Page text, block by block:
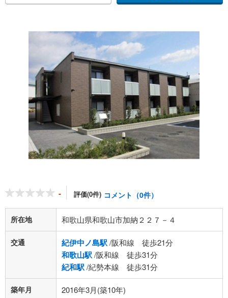
- 評価(0件) コメント（0件）
所在地 和歌山県和歌山市加納２２７－４
交通 紀伊中ノ島駅/阪和線 徒歩21分
和歌山駅/阪和線 徒歩31分
紀和駅/紀勢本線 徒歩31分
築年月 2016年3月(築10年)